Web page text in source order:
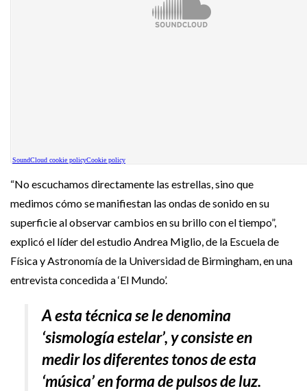
“No escuchamos directamente las estrellas, sino que
medimos cómo se manifiestan las ondas de sonido en su
superficie al observar cambios en su brillo con el tiempo”,
explicó el líder del estudio Andrea Miglio, de la Escuela de
Física y Astronomía de la Universidad de Birmingham, en una
entrevista concedida a ‘El Mundo’.
A esta técnica se le denomina
‘sismología estelar’, y consiste en
medir los diferentes tonos de esta
‘música’ en forma de pulsos de luz.